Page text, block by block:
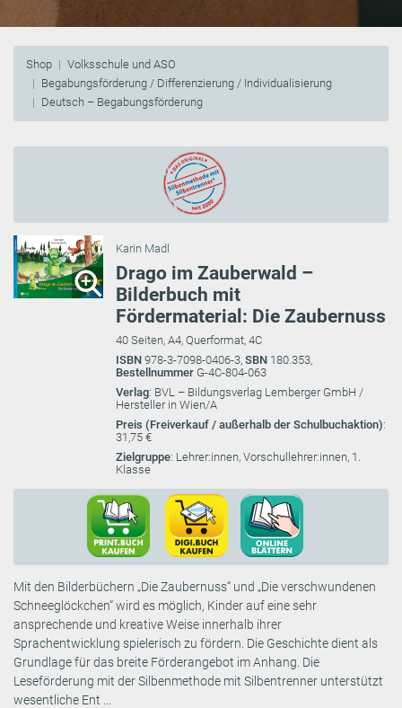
Shop
Volksschule und ASO
Begabungsförderung / Differenzierung / Individualisierung
Deutsch – Begabungsförderung
Karin Madl
Drago im Zauberwald –
Bilderbuch mit
Fördermaterial: Die Zaubernuss
40 Seiten, A4, Querformat, 4C
ISBN 978-3-7098-0406-3, SBN 180.353,
Bestellnummer G-4C-804-063
Verlag: BVL – Bildungsverlag Lemberger GmbH /
Hersteller in Wien/A
Preis (Freiverkauf / außerhalb der Schulbuchaktion):
31,75 €
Zielgruppe: Lehrer:innen, Vorschullehrer:innen, 1.
Klasse
Mit den Bilderbüchern „Die Zaubernuss“ und „Die verschwundenen
Schneeglöckchen“ wird es möglich, Kinder auf eine sehr
ansprechende und kreative Weise innerhalb ihrer
Sprachentwicklung spielerisch zu fördern. Die Geschichte dient als
Grundlage für das breite Förderangebot im Anhang. Die
Leseförderung mit der Silbenmethode mit Silbentrenner unterstützt
wesentliche Ent ...